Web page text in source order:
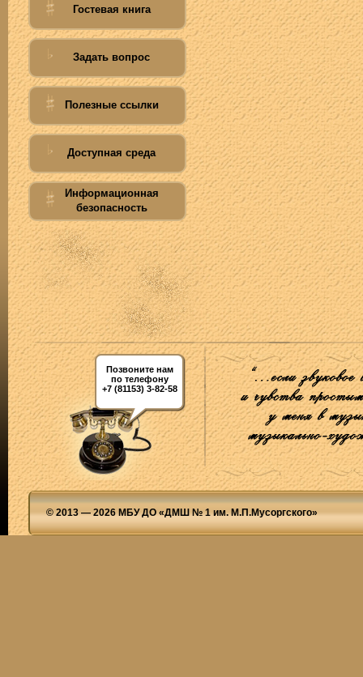
Гостевая книга
Задать вопрос
Полезные ссылки
Доступная среда
Информационная
безопасность
Позвоните нам
по телефону
+7 (81153) 3-82-58
© 2013 — 2026 МБУ ДО «ДМШ № 1 им. М.П.Мусоргского»